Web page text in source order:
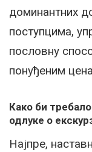
доминантних
поступцима,
пословну
понуђеним
Како би
одлуке о
Најпре,